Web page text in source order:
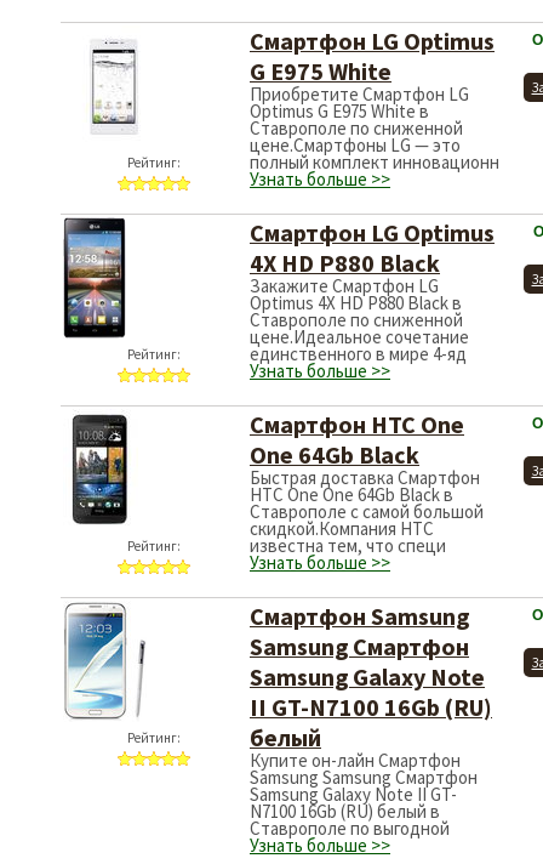
Рейтинг:
Смартфон LG Optimus
G E975 White
Приобретите Смартфон LG
Optimus G E975 White в
Ставрополе по сниженной
цене.Смартфоны LG — это
полный комплект инновационн
Узнать больше >>
Рейтинг:
Смартфон LG Optimus
4X HD P880 Black
Закажите Смартфон LG
Optimus 4X HD P880 Black в
Ставрополе по сниженной
цене.Идеальное сочетание
единственного в мире 4-яд
Узнать больше >>
Рейтинг:
Смартфон HTC One
One 64Gb Black
Быстрая доставка Смартфон
HTC One One 64Gb Black в
Ставрополе с самой большой
скидкой.Компания HTC
известна тем, что специ
Узнать больше >>
Рейтинг:
Смартфон Samsung
Samsung Смартфон
Samsung Galaxy Note
II GT-N7100 16Gb (RU)
белый
Купите он-лайн Смартфон
Samsung Samsung Смартфон
Samsung Galaxy Note II GT-
N7100 16Gb (RU) белый в
Ставрополе по выгодной
Узнать больше >>